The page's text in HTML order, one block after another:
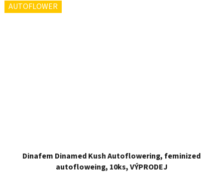
AUTOFLOWER
Dinafem Dinamed Kush Autoflowering, feminized
autofloweing, 10ks, VÝPRODEJ